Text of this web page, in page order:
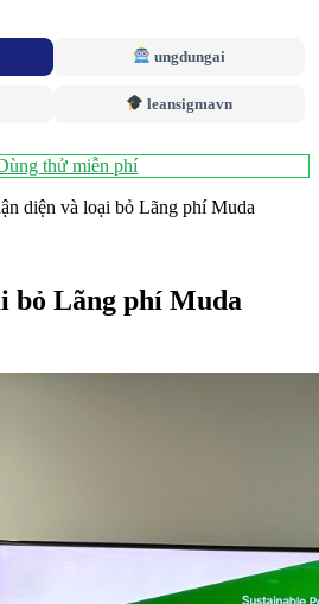
ungdungai
leansigmavn
thử miễn phí
diện và loại bỏ Lãng phí Muda
bỏ Lãng phí Muda